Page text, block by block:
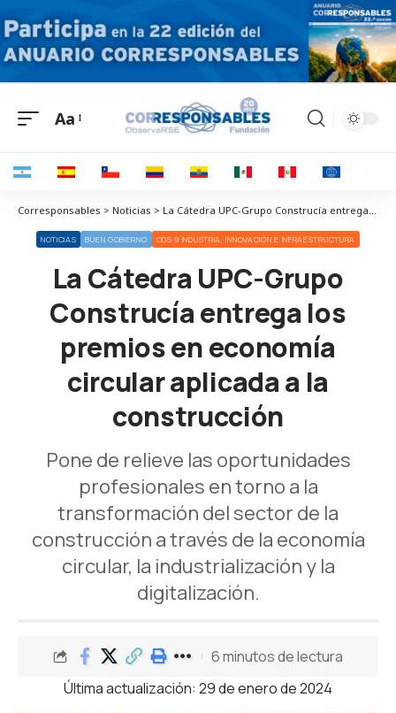
Aa
Corresponsables > Noticias > La Cátedra UPC-Grupo Construcía entrega los premios en economía circular aplicada a la construcción
NOTICIAS BUEN GOBIERNO ODS 9 INDUSTRIA, INNOVACIÓN E INFRAESTRUCTURA
La Cátedra UPC-Grupo
Construcía entrega los
premios en economía
circular aplicada a la
construcción
Pone de relieve las oportunidades
profesionales en torno a la
transformación del sector de la
construcción a través de la economía
circular, la industrialización y la
digitalización.
Última actualización: 29 de enero de 2024
6 minutos de lectura